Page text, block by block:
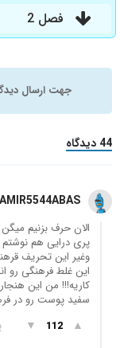
فصل 2
جهت ارسال
44 دیدگاه
AMIR5544ABAS
الان حرف بزنیم
پری درایی هم
وغیر این تحریف
کاریه!!! من این
سفید پوست رو در
▲
112
▼